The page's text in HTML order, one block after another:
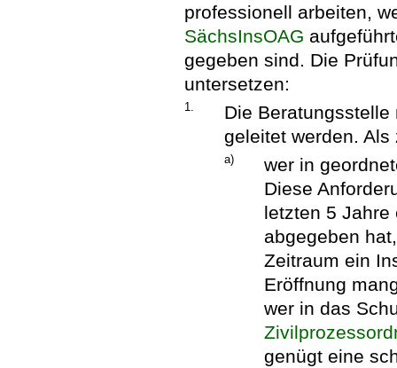
professionell arbeiten,
SächsInsOAG
gegeben sind. Die
untersetzen:
1.
Die
geleitet werden.
a)
wer in
Diese
letzten 5 Jahre
abgegeben
Zeitraum ein
Eröffnung
wer in das
genügt eine